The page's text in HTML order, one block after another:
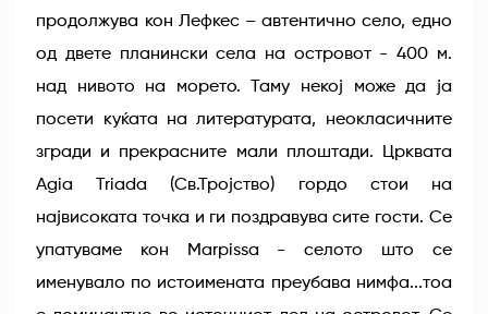
продолжува кон Лефкес – автентично село, едно
од двете планински села на островот - 400 м.
над нивото на морето. Таму некој може да ја
посети куќата на литературата, неокласичните
згради и прекрасните мали плоштади. Црквата
Agia Triada (Св.Тројство) гордо стои на
највисоката точка и ги поздравува сите гости. Се
упатуваме кон Marpissa - селото што се
именувало по истоимената преубава нимфа...тоа